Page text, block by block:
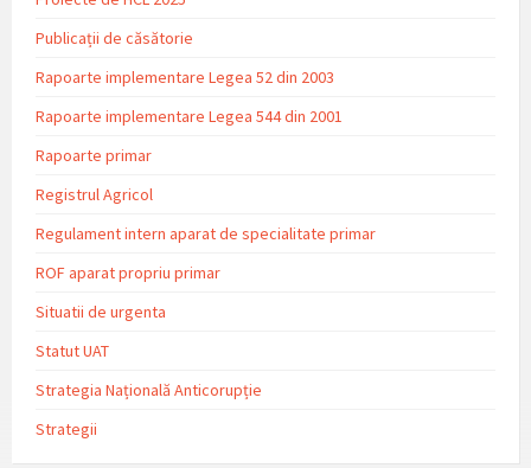
Publicații de căsătorie
Rapoarte implementare Legea 52 din 2003
Rapoarte implementare Legea 544 din 2001
Rapoarte primar
Registrul Agricol
Regulament intern aparat de specialitate primar
ROF aparat propriu primar
Situatii de urgenta
Statut UAT
Strategia Națională Anticorupție
Strategii